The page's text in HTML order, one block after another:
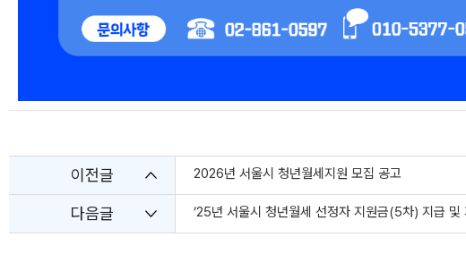
이전글 2026년 서울시 청년월세지원 모집 공고
다음글 ’25년 서울시 청년월세 선정자 지원금(5차) 지급 및